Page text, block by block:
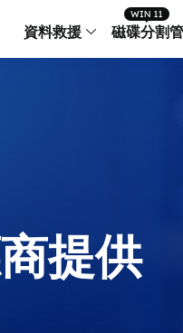
資料救援
Data
手機資料
還原丢
磁碟分割
提供